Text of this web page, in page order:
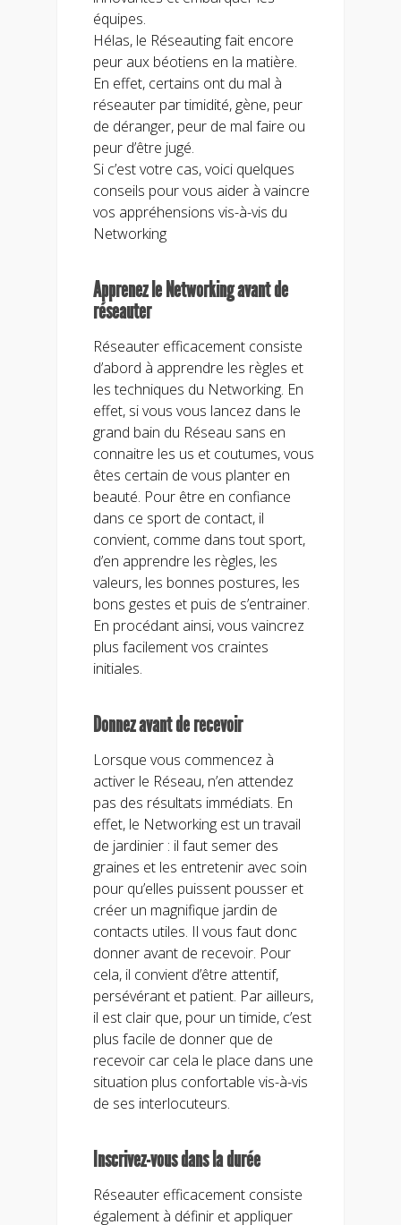
équipes.
Hélas, le Réseauting fait encore
peur aux béotiens en la matière.
En effet, certains ont du mal à
réseauter par timidité, gène, peur
de déranger, peur de mal faire ou
peur d’être jugé.
Si c’est votre cas, voici quelques
conseils pour vous aider à vaincre
vos appréhensions vis-à-vis du
Networking
Apprenez le Networking avant de
réseauter
Réseauter efficacement consiste
d’abord à apprendre les règles et
les techniques du Networking. En
effet, si vous vous lancez dans le
grand bain du Réseau sans en
connaitre les us et coutumes, vous
êtes certain de vous planter en
beauté. Pour être en confiance
dans ce sport de contact, il
convient, comme dans tout sport,
d’en apprendre les règles, les
valeurs, les bonnes postures, les
bons gestes et puis de s’entrainer.
En procédant ainsi, vous vaincrez
plus facilement vos craintes
initiales.
Donnez avant de recevoir
Lorsque vous commencez à
activer le Réseau, n’en attendez
pas des résultats immédiats. En
effet, le Networking est un travail
de jardinier : il faut semer des
graines et les entretenir avec soin
pour qu’elles puissent pousser et
créer un magnifique jardin de
contacts utiles. Il vous faut donc
donner avant de recevoir. Pour
cela, il convient d’être attentif,
persévérant et patient. Par ailleurs,
il est clair que, pour un timide, c’est
plus facile de donner que de
recevoir car cela le place dans une
situation plus confortable vis-à-vis
de ses interlocuteurs.
Inscrivez-vous dans la durée
Réseauter efficacement consiste
également à définir et appliquer